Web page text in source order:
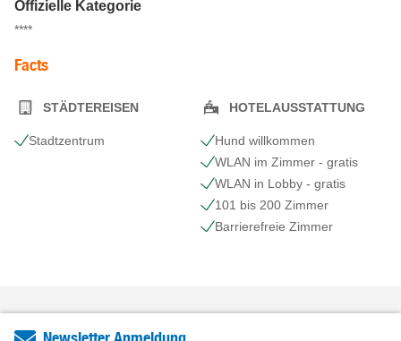
Offizielle Kategorie
****
Facts
STÄDTEREISEN
Stadtzentrum
HOTELAUSSTATTUNG
Hund willkommen
WLAN im Zimmer - gratis
WLAN in Lobby - gratis
101 bis 200 Zimmer
Barrierefreie Zimmer